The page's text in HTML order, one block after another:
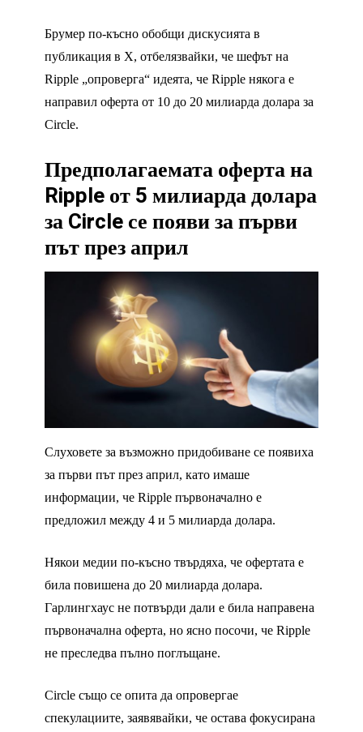
Брумер по-късно обобщи дискусията в
публикация в X, отбелязвайки, че шефът на
Ripple „опроверга“ идеята, че Ripple някога е
направил оферта от 10 до 20 милиарда долара за
Circle.
Предполагаемата оферта на
Ripple от 5 милиарда долара
за Circle се появи за първи
път през април
Слуховете за възможно придобиване се появиха
за първи път през април, като имаше
информации, че Ripple първоначално е
предложил между 4 и 5 милиарда долара.
Някои медии по-късно твърдяха, че офертата е
била повишена до 20 милиарда долара.
Гарлингхаус не потвърди дали е била направена
първоначална оферта, но ясно посочи, че Ripple
не преследва пълно поглъщане.
Circle също се опита да опровергае
спекулациите, заявявайки, че остава фокусирана